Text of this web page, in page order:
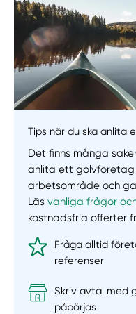
Tips när du ska anlita
Det finns många
anlita ett golvföretag
arbetsområde och
Läsvanliga frågor
kostnadsfria offerter
Fråga alltid
referenser
Skriv avtal med
påbörjas